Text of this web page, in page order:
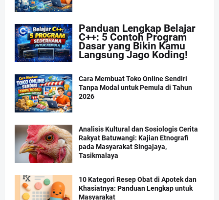
Panduan Lengkap Belajar
C++: 5 Contoh Program
Dasar yang Bikin Kamu
Langsung Jago Koding!
Cara Membuat Toko Online Sendiri
Tanpa Modal untuk Pemula di Tahun
2026
Analisis Kultural dan Sosiologis Cerita
Rakyat Batuwangi: Kajian Etnografi
pada Masyarakat Singajaya,
Tasikmalaya
10 Kategori Resep Obat di Apotek dan
Khasiatnya: Panduan Lengkap untuk
Masyarakat